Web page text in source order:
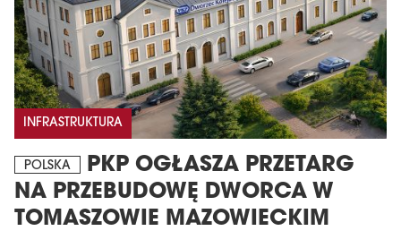
INFRASTRUKTURA
POLSKA
PKP OGŁASZA PRZETARG
NA PRZEBUDOWĘ DWORCA W
TOMASZOWIE MAZOWIECKIM